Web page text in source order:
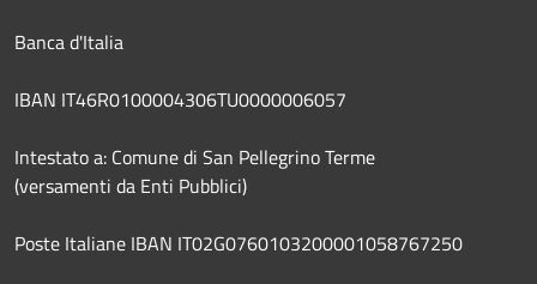
Banca d'Italia
IBAN IT46R0100004306TU0000006057
Intestato a: Comune di San Pellegrino Terme
(versamenti da Enti Pubblici)
Poste Italiane IBAN IT02G0760103200001058767250